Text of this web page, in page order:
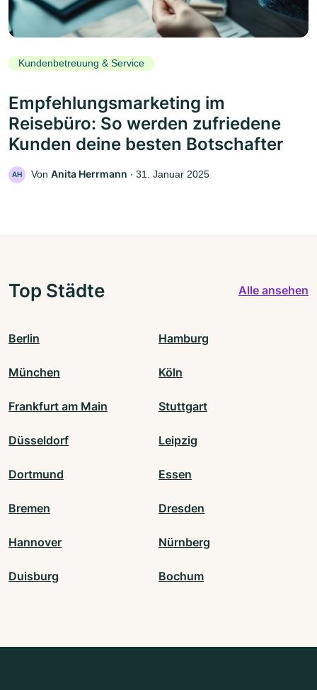
Kundenbetreuung & Service
Empfehlungsmarketing im
Reisebüro: So werden zufriedene
Kunden deine besten Botschafter
AH Von Anita Herrmann ‧ 31. Januar 2025
Top Städte Alle ansehen
Berlin Hamburg
München Köln
Frankfurt am Main Stuttgart
Düsseldorf Leipzig
Dortmund Essen
Bremen Dresden
Hannover Nürnberg
Duisburg Bochum